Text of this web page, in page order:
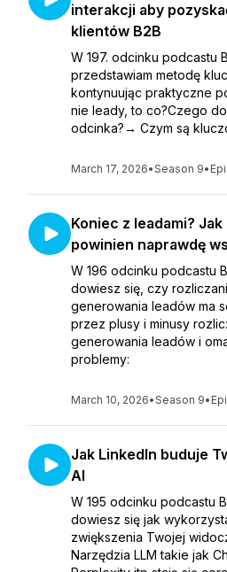
interakcji aby
klientów B2B
W 197. odcinku podcastu
przedstawiam metodę
kontynuując praktyczne
nie leady, to co?Czego
odcinka?→ Czym są
March 17, 2026•Season 9•
Koniec z leadami?
powinien naprawdę
W 196 odcinku podcastu
dowiesz się, czy
generowania leadów ma
przez plusy i minusy
generowania leadów i
problemy:
March 10, 2026•Season 9•
Jak LinkedIn buduje
AI
W 195 odcinku podcastu
dowiesz się jak
zwiększenia Twojej
Narzędzia LLM takie jak